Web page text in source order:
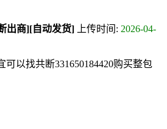
出商][自动发货] 上传时间: 2026-04-
以找共断331650184420购买整包